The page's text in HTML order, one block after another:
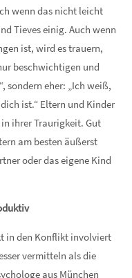
wenn das nicht leicht
Tieves einig. Auch wenn
ist, wird es trauern,
beschwichtigen und
sondern eher: „Ich weiß,
ist.“ Eltern und Kinder
ihrer Traurigkeit. Gut
am besten äußerst
oder das eigene Kind
in den Konflikt involviert
vermitteln als die
aus München